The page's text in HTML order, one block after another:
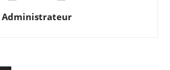
Administrateur